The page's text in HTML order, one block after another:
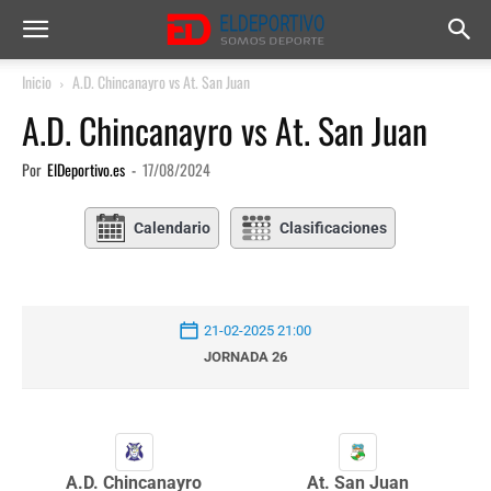
Inicio A.D. Chincanayro vs At. San Juan
A.D. Chincanayro vs At. San Juan
Por ElDeportivo.es - 17/08/2024
Calendario Clasificaciones
21-02-2025 21:00
JORNADA 26
A.D. Chincanayro At. San Juan